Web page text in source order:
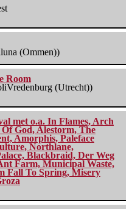
(Ommen))
Room
(Utrecht))
met o.a. In Flames, Arch
God, Alestorm, The
Amorphis, Paleface
Northlane,
Blackbraid, Der Weg
Farm, Municipal Waste,
Fall To Spring, Misery